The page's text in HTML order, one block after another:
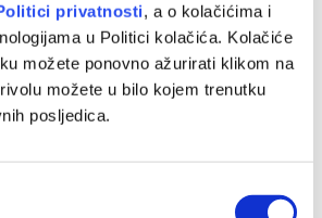
privatnosti, a o kolačićima i
u Politici kolačića. Kolačiće
možete ponovno ažurirati klikom na
možete u bilo kojem trenutku
posljedica.
u novom klubu